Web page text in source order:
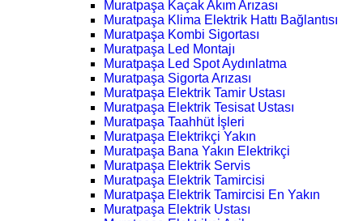
Muratpaşa Kaçak Akım Arızası
Muratpaşa Klima Elektrik Hattı Bağlantısı
Muratpaşa Kombi Sigortası
Muratpaşa Led Montajı
Muratpaşa Led Spot Aydınlatma
Muratpaşa Sigorta Arızası
Muratpaşa Elektrik Tamir Ustası
Muratpaşa Elektrik Tesisat Ustası
Muratpaşa Taahhüt İşleri
Muratpaşa Elektrikçi Yakın
Muratpaşa Bana Yakın Elektrikçi
Muratpaşa Elektrik Servis
Muratpaşa Elektrik Tamircisi
Muratpaşa Elektrik Tamircisi En Yakın
Muratpaşa Elektrik Ustası